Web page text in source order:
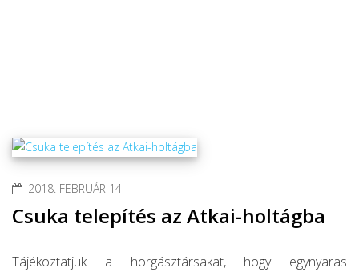
2018. FEBRUÁR 14
Csuka telepítés az Atkai-holtágba
Tájékoztatjuk a horgásztársakat, hogy egynyaras